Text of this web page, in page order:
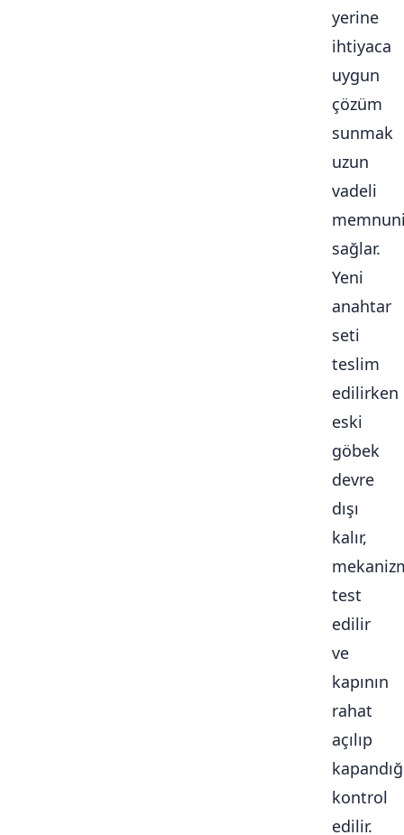
yerine
ihtiyaca
uygun
çözüm
sunmak
uzun
vadeli
sağlar.
Yeni
anahtar
seti
teslim
edilirken
eski
göbek
devre
dışı
kalır,
test
edilir
ve
kapının
rahat
açılıp
kontrol
edilir.